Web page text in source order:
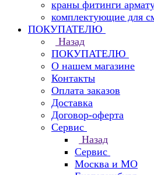
краны фитинги
комплектующие для
ПОКУПАТЕЛЮ
Назад
ПОКУПАТЕЛЮ
О нашем магазине
Контакты
Оплата заказов
Доставка
Договор-оферта
Сервис
Назад
Сервис
Москва и МО